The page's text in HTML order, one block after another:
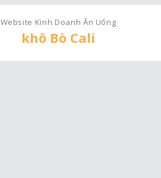
Website Kinh Doanh Ăn Uống
khô Bò Cali